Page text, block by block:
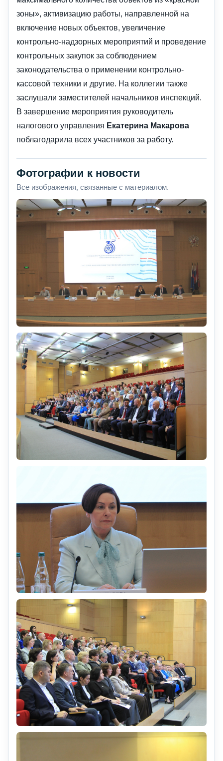
зоны», активизацию работы, направленной на
включение новых объектов, увеличение
контрольно-надзорных мероприятий и проведение
контрольных закупок за соблюдением
законодательства о применении контрольно-
кассовой техники и другие. На коллегии также
заслушали заместителей начальников инспекций.
В завершение мероприятия руководитель
налогового управления Екатерина Макарова
поблагодарила всех участников за работу.
Фотографии к новости
Все изображения, связанные с материалом.